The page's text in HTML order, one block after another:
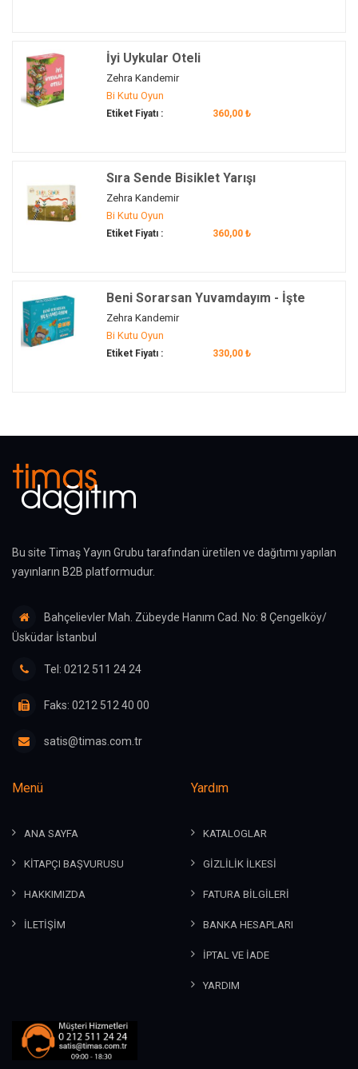
İyi Uykular Oteli
Zehra Kandemir
Bi Kutu Oyun
Etiket Fiyatı : 360,00 ₺
Sıra Sende Bisiklet Yarışı
Zehra Kandemir
Bi Kutu Oyun
Etiket Fiyatı : 360,00 ₺
Beni Sorarsan Yuvamdayım - İşte
Deniz Altı
Zehra Kandemir
Bi Kutu Oyun
Etiket Fiyatı : 330,00 ₺
Bu site Timaş Yayın Grubu tarafından üretilen ve dağıtımı yapılan
yayınların B2B platformudur.
Bahçelievler Mah. Zübeyde Hanım Cad. No: 8 Çengelköy/
Üsküdar İstanbul
Tel: 0212 511 24 24
Faks: 0212 512 40 00
satis@timas.com.tr
Menü
ANA SAYFA
KİTAPÇI BAŞVURUSU
HAKKIMIZDA
İLETİŞİM
Yardım
KATALOGLAR
GİZLİLİK İLKESİ
FATURA BİLGİLERİ
BANKA HESAPLARI
İPTAL VE İADE
YARDIM